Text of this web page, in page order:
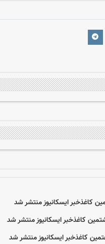
کاغذخبر ایسکانیوز منتشر شد
کاغذخبر ایسکانیوز منتشر شد
کاغذخبر ایسکانیوز منتشر شد